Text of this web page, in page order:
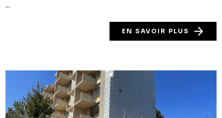
...
EN SAVOIR PLUS